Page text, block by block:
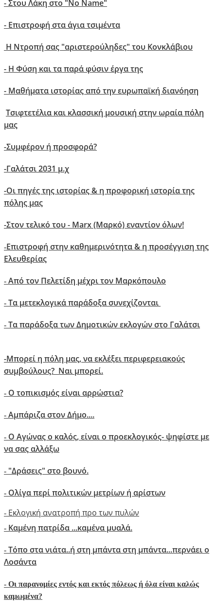
- Στου Λάκη στο "No Name"
- Επιστροφή στα άγια τσιμέντα
Η Ντροπή σας "αριστερούληδες" του Κονκλάβιου
- Η Φύση και τα παρά φύσιν έργα της
- Μαθήματα ιστορίας από την ευρωπαϊκή διανόηση
Τσιφτετέλια και κλασσική μουσική στην ωραία πόλη
μας
-Συμφέρον ή προσφορά?
-Γαλάτσι 2031 μ.χ
-Οι πηγές της ιστορίας & η προφορική ιστορία της
πόλης μας
-Στον τελικό του - Marx (Μαρκό) εναντίον όλων!
-Επιστροφή στην καθημερινότητα & η προσέγγιση της
Ελευθερίας
- Aπό τον Πελετίδη μέχρι τον Μαρκόπουλο
- Τα μετεκλογικά παράδοξα συνεχίζονται
- Τα παράδοξα των Δημοτικών εκλογών στο Γαλάτσι
-Μπορεί η πόλη μας, να εκλέξει περιφερειακούς
συμβούλους? Ναι μπορεί.
- Ο τοπικισμός είναι αρρώστια?
- Αμπάριζα στον Δήμο....
- Ο Αγώνας ο καλός, είναι ο προεκλογικός- ψηφίστε με
να σας αλλάξω
- "Δράσεις" στο βουνό.
- Ολίγα περί πολιτικών μετρίων ή αρίστων
- Εκλογική ανατροπή προ των πυλών
- Καμένη πατρίδα ...καμένα μυαλά.
- Τόπο στα νιάτα..ή στη μπάντα στη μπάντα...περνάει ο
Λοσάντα
- Οι παρανομίες εντός και εκτός πόλεως ή όλα είναι καλώς
καμωμένα?